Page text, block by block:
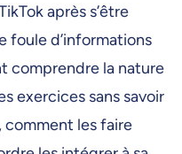
après s’être
foule d’informations
comprendre la nature
exercices sans savoir
comment les faire